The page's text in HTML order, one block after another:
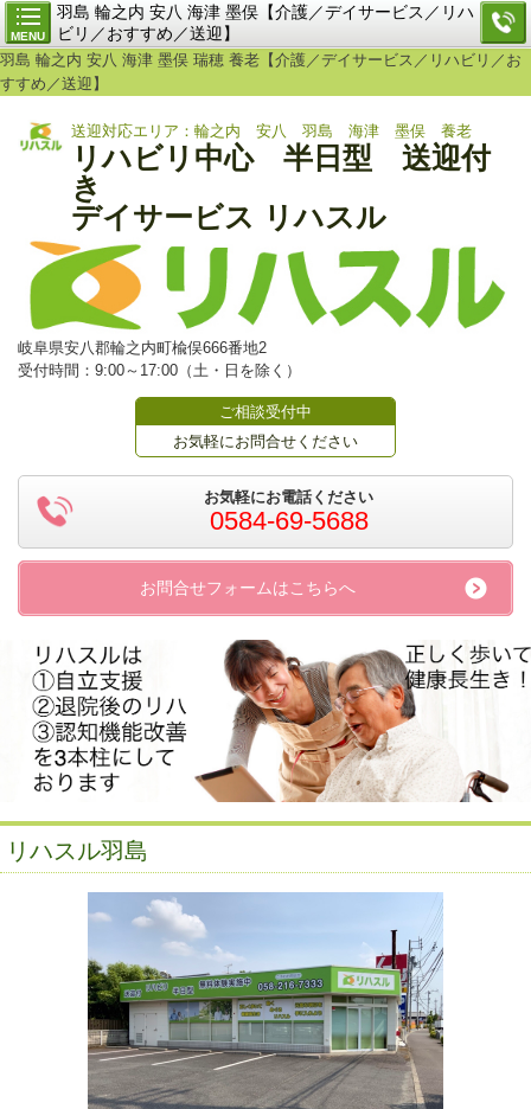
MENU
羽島 輪之内 安八 海津 墨俣【介護／デイサービス／リハ
ビリ／おすすめ／送迎】
羽島 輪之内 安八 海津 墨俣 瑞穂 養老【介護／デイサービス／リハビリ／お
すすめ／送迎】
送迎対応エリア：輪之内 安八 羽島 海津 墨俣 養老
リハビリ中心 半日型 送迎付
き
デイサービス リハスル
岐阜県安八郡輪之内町楡俣666番地2
受付時間：9:00～17:00（土・日を除く）
ご相談受付中
お気軽にお問合せください
お気軽にお電話ください
0584-69-5688
お問合せフォームはこちらへ
リハスル羽島